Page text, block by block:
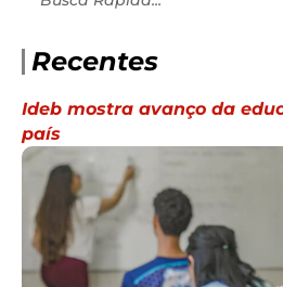
Recentes
Ideb mostra avanço da
país